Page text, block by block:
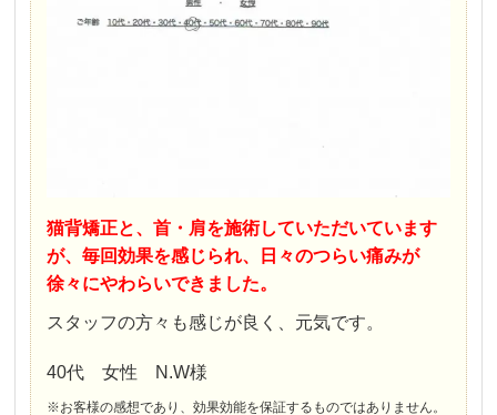
猫背矯正と、首・肩を施術していただいています
が、毎回効果を感じられ、日々のつらい痛みが
徐々にやわらいできました。
スタッフの方々も感じが良く、元気です。
40代 女性 N.W様
※お客様の感想であり、効果効能を保証するものではありません。